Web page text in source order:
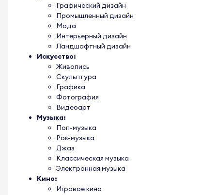
Графический дизайн
Промышленный дизайн
Мода
Интерьерный дизайн
Ландшафтный дизайн
Искусство:
Живопись
Скульптура
Графика
Фотография
Видеоарт
Музыка:
Поп-музыка
Рок-музыка
Джаз
Классическая музыка
Электронная музыка
Кино:
Игровое кино